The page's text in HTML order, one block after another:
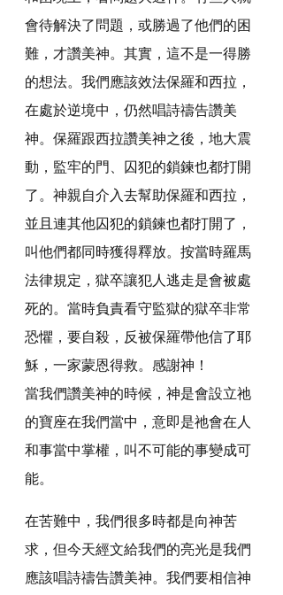
會待解決了問題，或勝過了他們的困
難，才讚美神。其實，這不是一得勝
的想法。我們應該效法保羅和西拉，
在處於逆境中，仍然唱詩禱告讚美
神。保羅跟西拉讚美神之後，地大震
動，監牢的門、囚犯的鎖鍊也都打開
了。神親自介入去幫助保羅和西拉，
並且連其他囚犯的鎖鍊也都打開了，
叫他們都同時獲得釋放。按當時羅馬
法律規定，獄卒讓犯人逃走是會被處
死的。當時負責看守監獄的獄卒非常
恐懼，要自殺，反被保羅帶他信了耶
穌，一家蒙恩得救。感謝神！
當我們讚美神的時候，神是會設立祂
的寶座在我們當中，意即是祂會在人
和事當中掌權，叫不可能的事變成可
能。
在苦難中，我們很多時都是向神苦
求，但今天經文給我們的亮光是我們
應該唱詩禱告讚美神。我們要相信神